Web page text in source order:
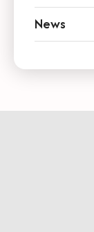
News